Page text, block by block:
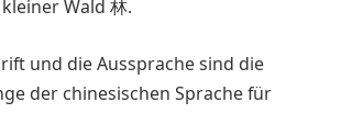
Wald 林.
und die Aussprache sind die
der chinesischen Sprache für